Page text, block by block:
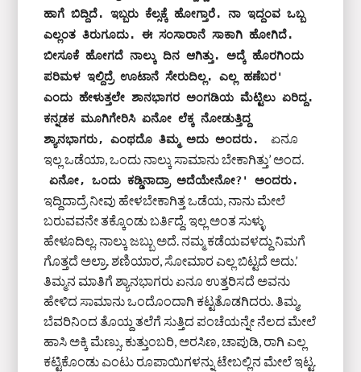
ಹಾಗೆ ಬಿದ್ದಿದೆ. ಇಬ್ಬರು ಕೆಲ್ಸಕ್ಕೆ ಹೋಗ್ತಾರೆ. ನಾ ಇದ್ದಂವ ಒಬ್ಬ
ಎಲ್ಲಂತ ತಿರುಗೂದು. ಈ ಸಂಸಾರಾನೆ ಸಾಕಾಗಿ ಹೋಗಿದೆ.
ಬೀಸೂಕೆ ಹೋಗದೆ ನಾಲ್ಕು ದಿನ ಆಗಿತ್ತು. ಅದ್ಕೆ ಹೊರಗಿಂದು
ಪರಿಮಳ ಇಲ್ದಿದ್ರೆ ಊಟಾನೆ ಸೇರುದಿಲ್ಲ. ಎಲ್ಲ ಹಣೆಬರ'
ಎಂದು ಹೇಳುತ್ತಲೇ ಶಾನಭಾಗರ ಅಂಗಡಿಯ ಮೆಟ್ಟಿಲು ಏರಿದ್ದ.
ಕನ್ನಡಕ ಮೂಗಿಗೇರಿಸಿ ಏನೋ ಲೆಕ್ಕ ನೋಡುತ್ತಿದ್ದ
ಶ್ಯಾನಭಾಗರು, ಎಂಥದೊ ತಿಮ್ಮ ಅದು ಅಂದರು.
ಏನೂ
ಇಲ್ಲ ಒಡೆಯಾ, ಒಂದು ನಾಲ್ಕು ಸಾಮಾನು ಬೇಕಾಗಿತ್ತು’ ಅಂದ.
ಇದ್ದಿದಾದ್ರೆ ನೀವು ಹೇಳಬೇಕಾಗಿತ್ತ ಒಡೆಯ, ನಾನು ಮೇಲೆ
ಬರುವವನೇ ತಕ್ಕೊಂಡು ಬರ್ತಿದ್ದೆ. ಇಲ್ಲ ಅಂತ ಸುಳ್ಳು
ಹೇಳೂದಿಲ್ಲ. ನಾಲ್ಕು ಜಬ್ಬು ಅದೆ. ನಮ್ಮ ಕಡೆಯವಳದ್ದು ನಿಮಗೆ
ಗೊತ್ತದೆ ಅಲ್ರಾ. ಶಣಿಯಾರ, ಸೋಮಾರ ಎಲ್ಲ ಬಿಟ್ಟದೆ ಅದು.’
ತಿಮ್ಮನ ಮಾತಿಗೆ ಶ್ಯಾನಭಾಗರು ಏನೂ ಉತ್ತರಿಸದೆ ಅವನು
ಹೇಳಿದ ಸಾಮಾನು ಒಂದೊಂದಾಗಿ ಕಟ್ಟತೊಡಗಿದರು. ತಿಮ್ಮ,
ಬೆವರಿನಿಂದ ತೊಯ್ದ ತಲೆಗೆ ಸುತ್ತಿದ ಪಂಚೆಯನ್ನೇ ನೆಲದ ಮೇಲೆ
ಹಾಸಿ ಅಕ್ಕಿ ಮೆಣ್ಸು, ಕುತ್ತುಂಬರಿ, ಅರಸಿಣ, ಚಾಪುಡಿ, ರಾಗಿ ಎಲ್ಲ
ಕಟ್ಟಿಕೊಂಡು ಎಂಟು ರೂಪಾಯಿಗಳನ್ನು ಟೇಬಲ್ಲಿನ ಮೇಲೆ ಇಟ್ಟ.